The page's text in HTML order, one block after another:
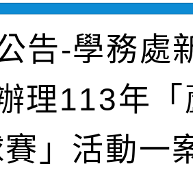
」
中市政府政風處
牽手，綠能透明
一案
「115學年度全
實施要點」及修
桃園市115年度
文競賽』實施計
結果(第11招)】
第1學期第7次代
結果(第3招)】
告-學務處
理113年
」活動一